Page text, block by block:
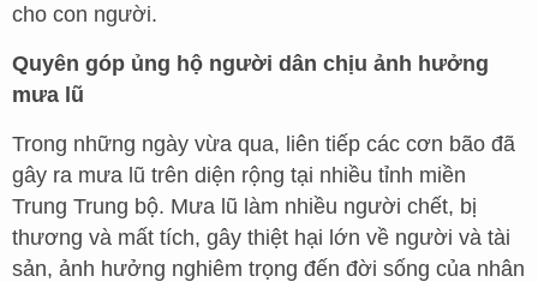
cho con người.
Quyên góp ủng hộ người dân chịu ảnh hưởng
mưa lũ
Trong những ngày vừa qua, liên tiếp các cơn bão đã
gây ra mưa lũ trên diện rộng tại nhiều tỉnh miền
Trung Trung bộ. Mưa lũ làm nhiều người chết, bị
thương và mất tích, gây thiệt hại lớn về người và tài
sản, ảnh hưởng nghiêm trọng đến đời sống của nhân